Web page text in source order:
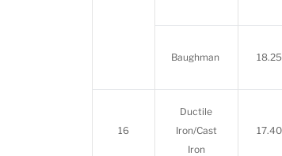
Baughman 18.25
16
Ductile
Iron/Cast
Iron
17.40